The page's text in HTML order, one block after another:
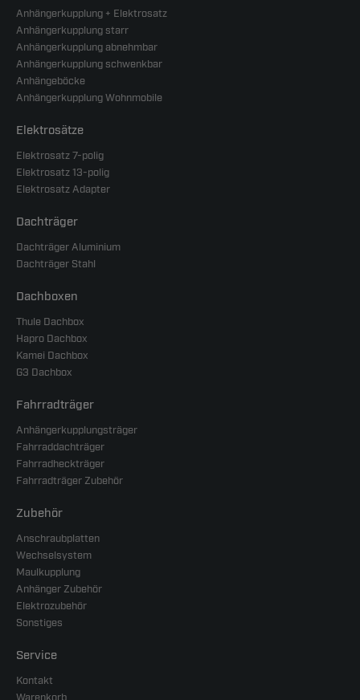
Anhängerkupplung + Elektrosatz
Anhängerkupplung starr
Anhängerkupplung abnehmbar
Anhängerkupplung schwenkbar
Anhängeböcke
Anhängerkupplung Wohnmobile
Elektrosätze
Elektrosatz 7-polig
Elektrosatz 13-polig
Elektrosatz Adapter
Dachträger
Dachträger Aluminium
Dachträger Stahl
Dachboxen
Thule Dachbox
Hapro Dachbox
Kamei Dachbox
G3 Dachbox
Fahrradträger
Anhängerkupplungsträger
Fahrraddachträger
Fahrradheckträger
Fahrradträger Zubehör
Zubehör
Anschraubplatten
Wechselsystem
Maulkupplung
Anhänger Zubehör
Elektrozubehör
Sonstiges
Service
Kontakt